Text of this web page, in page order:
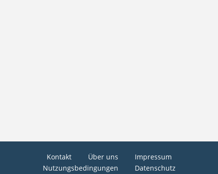
Kontakt Über uns
Impressum
Nutzungsbedingungen
Datenschutz